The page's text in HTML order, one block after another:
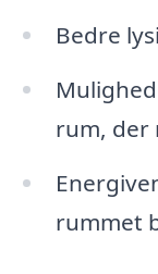
Bedre
rum, der
rummet